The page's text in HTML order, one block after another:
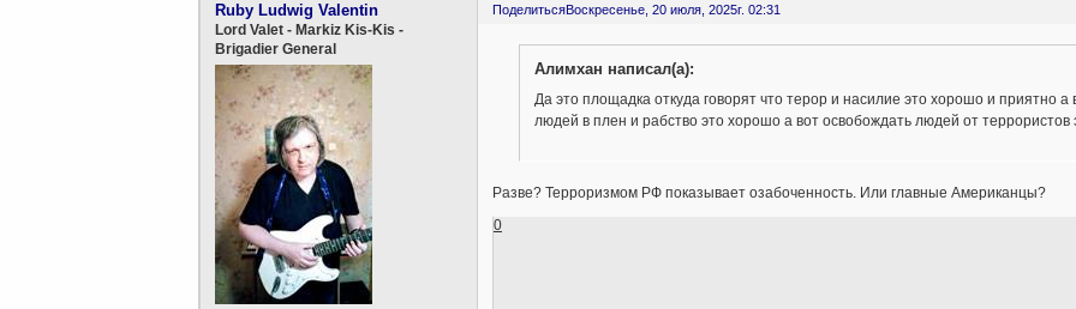
ПоделитьсяВоскресенье, 20 июля, 2025г. 02:31
Ruby Ludwig Valentin
Lord Valet - Markiz Kis-Kis -
Brigadier General
Алимхан написал(а):
Да это площадка откуда говорят что терор и насилие это хорошо и приятно а
людей в плен и рабство это хорошо а вот освобождать людей от
Разве? Терроризмом РФ показывает озабоченность. Или главные Американцы?
0